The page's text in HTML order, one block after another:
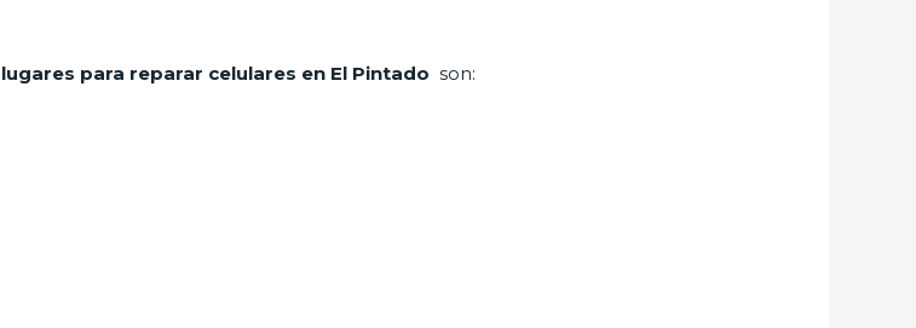
lugares para reparar celulares en El Pintadoson: